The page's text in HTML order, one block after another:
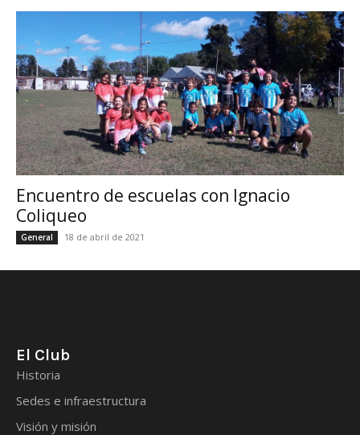
Encuentro de escuelas con Ignacio
Coliqueo
General 18 de abril de 2021
El Club
Historia
Sedes e infraestructura
Visión y misión